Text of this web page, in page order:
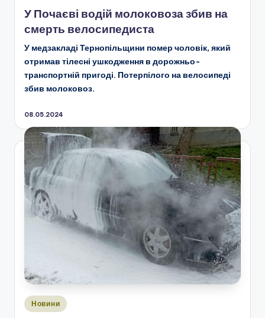
У Почаєві водій молоковоза збив на
смерть велосипедиста
У медзакладі Тернопільщини помер чоловік, який
отримав тілесні ушкодження в дорожньо-
транспортній пригоді. Потерпілого на велосипеді
збив молоковоз.
08.05.2024
Опубліковано
Новини